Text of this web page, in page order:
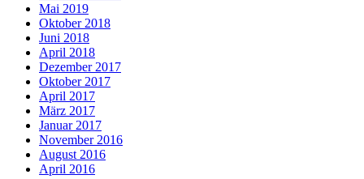
Mai 2019
Oktober 2018
Juni 2018
April 2018
Dezember 2017
Oktober 2017
April 2017
März 2017
Januar 2017
November 2016
August 2016
April 2016